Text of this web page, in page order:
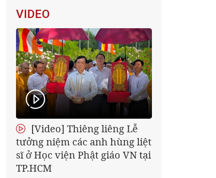
VIDEO
[Video] Thiêng liêng Lễ
tưởng niệm các anh hùng liệt
sĩ ở Học viện Phật giáo VN tại
TP.HCM